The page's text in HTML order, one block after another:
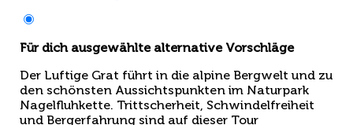
Für dich ausgewählte alternative Vorschläge
Der Luftige Grat führt in die alpine Bergwelt und zu
den schönsten Aussichtspunkten im Naturpark
Nagelfluhkette. Trittscherheit, Schwindelfreiheit
und Bergerfahrung sind auf dieser Tour